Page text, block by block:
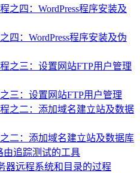
四：WordPress程序安装及伪
三：设置网站FTP用户管理
二：添加域名建立站及数据库
由追踪测试的工具
器远程系统和目录的过程